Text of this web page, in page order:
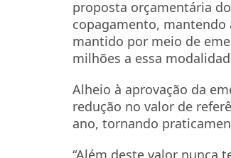
proposta orçamentária
copagamento, mantendo
mantido por meio de
milhões a essa
Alheio à aprovação da
redução no valor de
ano, tornando
“Além deste valor nunca